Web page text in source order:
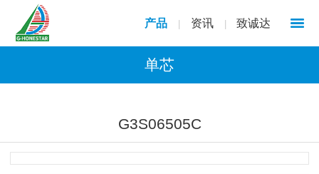
产品 资讯 致诚达
单芯
1/1
G3S06505C